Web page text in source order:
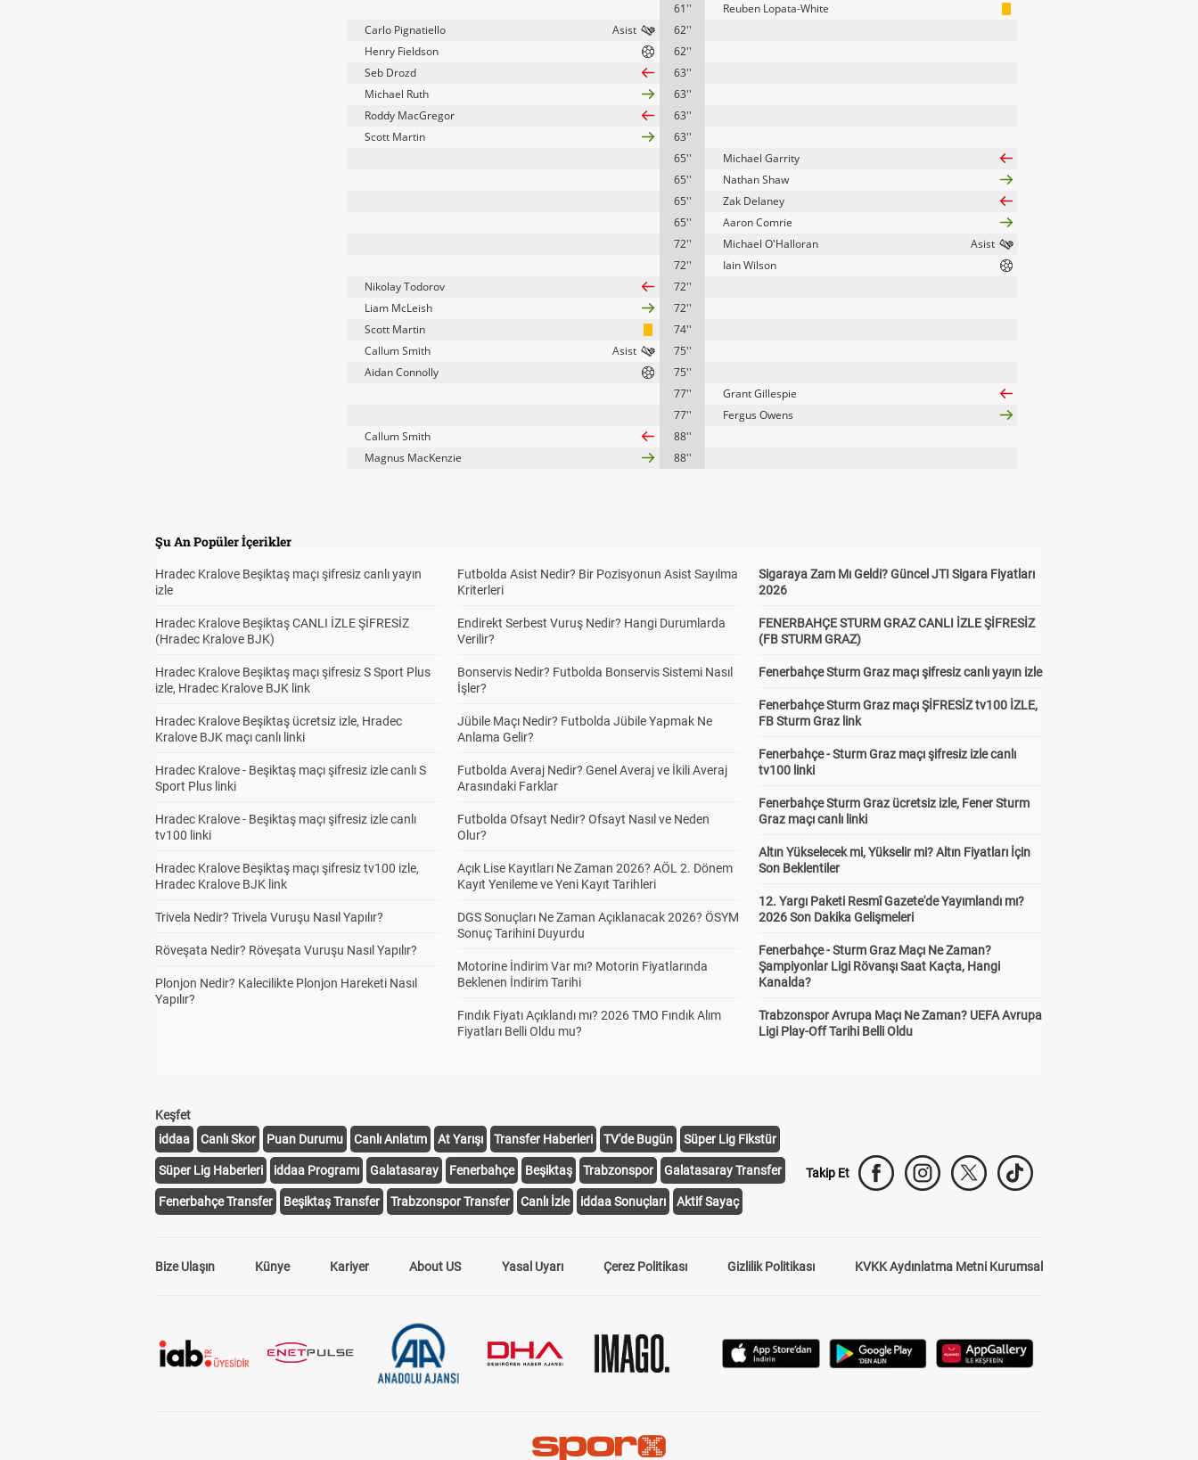
61''
Reuben Lopata-White
Carlo Pignatiello
62''
Henry Fieldson
62''
Seb Drozd
63''
Michael Ruth
63''
Roddy MacGregor
63''
Scott Martin
63''
65''
Michael Garrity
65''
Nathan Shaw
65''
Zak Delaney
65''
Aaron Comrie
72''
Michael O'Halloran
72''
Iain Wilson
Nikolay Todorov
72''
Liam McLeish
72''
Scott Martin
74''
Callum Smith
75''
Aidan Connolly
75''
77''
Grant Gillespie
77''
Fergus Owens
Callum Smith
88''
Magnus MacKenzie
88''
Şu An Popüler İçerikler
Hradec Kralove Beşiktaş maçı şifresiz canlı yayın
izle
Hradec Kralove Beşiktaş CANLI İZLE ŞİFRESİZ
(Hradec Kralove BJK)
Hradec Kralove Beşiktaş maçı şifresiz S Sport Plus
izle, Hradec Kralove BJK link
Hradec Kralove Beşiktaş ücretsiz izle, Hradec
Kralove BJK maçı canlı linki
Hradec Kralove - Beşiktaş maçı şifresiz izle canlı S
Sport Plus linki
Hradec Kralove - Beşiktaş maçı şifresiz izle canlı
tv100 linki
Hradec Kralove Beşiktaş maçı şifresiz tv100 izle,
Hradec Kralove BJK link
Trivela Nedir? Trivela Vuruşu Nasıl Yapılır?
Röveşata Nedir? Röveşata Vuruşu Nasıl Yapılır?
Plonjon Nedir? Kalecilikte Plonjon Hareketi Nasıl
Yapılır?
Futbolda Asist Nedir? Bir Pozisyonun Asist Sayılma
Kriterleri
Endirekt Serbest Vuruş Nedir? Hangi Durumlarda
Verilir?
Bonservis Nedir? Futbolda Bonservis Sistemi Nasıl
İşler?
Jübile Maçı Nedir? Futbolda Jübile Yapmak Ne
Anlama Gelir?
Futbolda Averaj Nedir? Genel Averaj ve İkili Averaj
Arasındaki Farklar
Futbolda Ofsayt Nedir? Ofsayt Nasıl ve Neden
Olur?
Açık Lise Kayıtları Ne Zaman 2026? AÖL 2. Dönem
Kayıt Yenileme ve Yeni Kayıt Tarihleri
DGS Sonuçları Ne Zaman Açıklanacak 2026? ÖSYM
Sonuç Tarihini Duyurdu
Motorine İndirim Var mı? Motorin Fiyatlarında
Beklenen İndirim Tarihi
Fındık Fiyatı Açıklandı mı? 2026 TMO Fındık Alım
Fiyatları Belli Oldu mu?
Sigaraya Zam Mı Geldi? Güncel JTI Sigara Fiyatları
2026
FENERBAHÇE STURM GRAZ CANLI İZLE ŞİFRESİZ
(FB STURM GRAZ)
Fenerbahçe Sturm Graz maçı şifresiz canlı yayın izle
Fenerbahçe Sturm Graz maçı ŞİFRESİZ tv100 İZLE,
FB Sturm Graz link
Fenerbahçe - Sturm Graz maçı şifresiz izle canlı
tv100 linki
Fenerbahçe Sturm Graz ücretsiz izle, Fener Sturm
Graz maçı canlı linki
Altın Yükselecek mi, Yükselir mi? Altın Fiyatları İçin
Son Beklentiler
12. Yargı Paketi Resmî Gazete'de Yayımlandı mı?
2026 Son Dakika Gelişmeleri
Fenerbahçe - Sturm Graz Maçı Ne Zaman?
Şampiyonlar Ligi Rövanşı Saat Kaçta, Hangi
Kanalda?
Trabzonspor Avrupa Maçı Ne Zaman? UEFA Avrupa
Ligi Play-Off Tarihi Belli Oldu
Keşfet
iddaa
Canlı Skor Puan Durumu Canlı Anlatım At Yarışı Transfer Haberleri TV'de Bugün Süper Lig Fikstür
Süper Lig Haberleri iddaa Programı Galatasaray Fenerbahçe Beşiktaş Trabzonspor Galatasaray Transfer
Fenerbahçe Transfer Beşiktaş Transfer Trabzonspor Transfer Canlı İzle iddaa Sonuçları Aktif Sayaç
Takip Et
Bize Ulaşın Künye Kariyer About US Yasal Uyarı Çerez Politikası Gizlilik Politikası KVKK Aydınlatma Metni Kurumsal